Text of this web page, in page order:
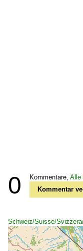
0 Kommentare, Alle
Kommentar
Schweiz/Suisse/